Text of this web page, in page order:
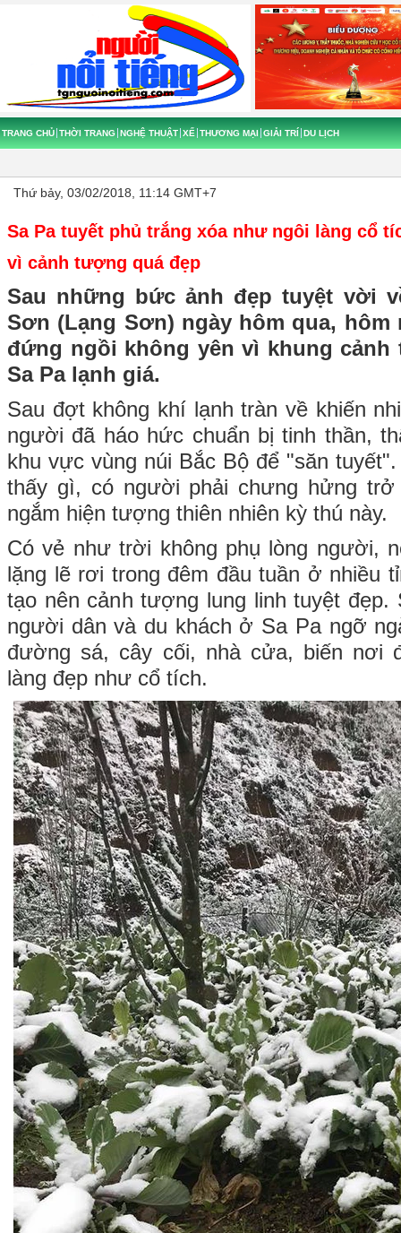
TRANG CHỦ THỜI TRANG NGHỆ THUẬT XẾ THƯƠNG MẠI GIẢI TRÍ DU LỊCH
Thứ bảy, 03/02/2018, 11:14 GMT+7
Sa Pa tuyết phủ trắng xóa như ngôi làng cổ
vì cảnh tượng quá đẹp
Sau những bức ảnh đẹp tuyệt vời
Sơn (Lạng Sơn) ngày hôm qua, hôm
đứng ngồi không yên vì khung
Sa Pa lạnh giá.
Sau đợt không khí lạnh tràn về khiến
người đã háo hức chuẩn bị tinh thần,
khu vực vùng núi Bắc Bộ để "săn
thấy gì, có người phải chưng hửng
ngắm hiện tượng thiên nhiên kỳ thú này.
Có vẻ như trời không phụ lòng người,
lặng lẽ rơi trong đêm đầu tuần ở nhiều
tạo nên cảnh tượng lung linh tuyệt đẹp.
người dân và du khách ở Sa Pa ngỡ
đường sá, cây cối, nhà cửa, biến nơi
làng đẹp như cổ tích.